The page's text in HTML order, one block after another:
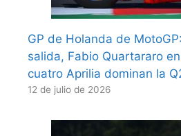
GP de Holanda de
salida, Fabio Quartararo
cuatro Aprilia dominan la
12 de julio de 2026